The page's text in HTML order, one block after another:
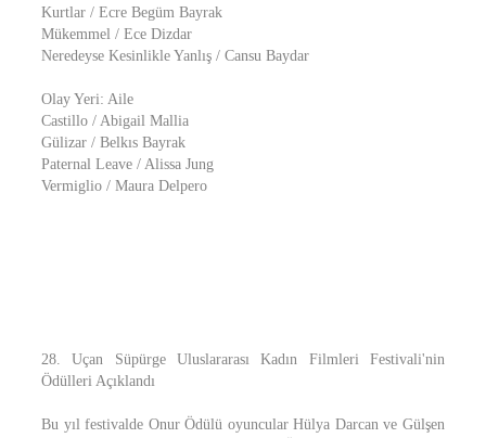
Kurtlar / Ecre Begüm Bayrak
Mükemmel / Ece Dizdar
Neredeyse Kesinlikle Yanlış / Cansu Baydar
Olay Yeri: Aile
Castillo / Abigail Mallia
Gülizar / Belkıs Bayrak
Paternal Leave / Alissa Jung
Vermiglio / Maura Delpero
28. Uçan Süpürge Uluslararası Kadın Filmleri Festivali'nin
Ödülleri Açıklandı
Bu yıl festivalde Onur Ödülü oyuncular Hülya Darcan ve Gülşen